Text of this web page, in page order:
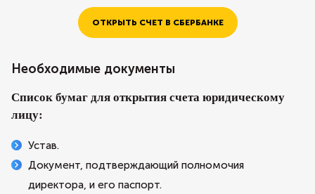
ОТКРЫТЬ СЧЕТ В СБЕРБАНКЕ
Необходимые документы
Список бумаг для открытия счета юридическому
лицу:
Устав.
Документ, подтверждающий полномочия
директора, и его паспорт.